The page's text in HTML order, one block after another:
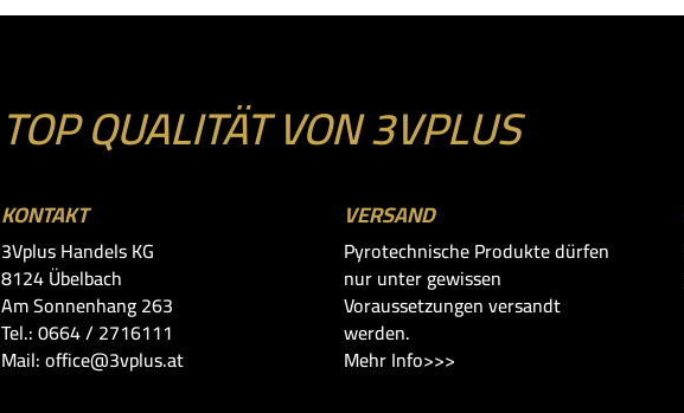
TOP QUALITÄT VON 3VPLUS
KONTAKT
3Vplus Handels KG
8124 Übelbach
Am Sonnenhang 263
Tel.: 0664 / 2716111
Mail: office@3vplus.at
VERSAND
Pyrotechnische Produkte dürfen
nur unter gewissen
Voraussetzungen versandt
werden.
Mehr Info>>>